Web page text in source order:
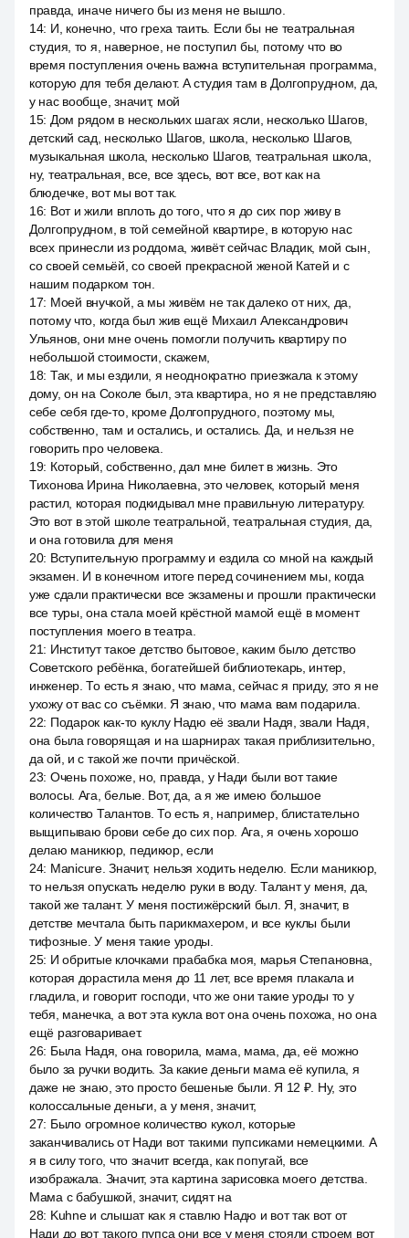
правда, иначе ничего бы из меня не вышло.
14: И, конечно, что греха таить. Если бы не театральная
студия, то я, наверное, не поступил бы, потому что во
время поступления очень важна вступительная программа,
которую для тебя делают. А студия там в Долгопрудном, да,
у нас вообще, значит, мой
15: Дом рядом в нескольких шагах ясли, несколько Шагов,
детский сад, несколько Шагов, школа, несколько Шагов,
музыкальная школа, несколько Шагов, театральная школа,
ну, театральная, все, все здесь, вот все, вот как на
блюдечке, вот мы вот так.
16: Вот и жили вплоть до того, что я до сих пор живу в
Долгопрудном, в той семейной квартире, в которую нас
всех принесли из роддома, живёт сейчас Владик, мой сын,
со своей семьёй, со своей прекрасной женой Катей и с
нашим подарком тон.
17: Моей внучкой, а мы живём не так далеко от них, да,
потому что, когда был жив ещё Михаил Александрович
Ульянов, они мне очень помогли получить квартиру по
небольшой стоимости, скажем,
18: Так, и мы ездили, я неоднократно приезжала к этому
дому, он на Соколе был, эта квартира, но я не представляю
себе себя где-то, кроме Долгопрудного, поэтому мы,
собственно, там и остались, и остались. Да, и нельзя не
говорить про человека.
19: Который, собственно, дал мне билет в жизнь. Это
Тихонова Ирина Николаевна, это человек, который меня
растил, которая подкидывал мне правильную литературу.
Это вот в этой школе театральной, театральная студия, да,
и она готовила для меня
20: Вступительную программу и ездила со мной на каждый
экзамен. И в конечном итоге перед сочинением мы, когда
уже сдали практически все экзамены и прошли практически
все туры, она стала моей крёстной мамой ещё в момент
поступления моего в театра.
21: Институт такое детство бытовое, каким было детство
Советского ребёнка, богатейшей библиотекарь, интер,
инженер. То есть я знаю, что мама, сейчас я приду, это я не
ухожу от вас со съёмки. Я знаю, что мама вам подарила.
22: Подарок как-то куклу Надю её звали Надя, звали Надя,
она была говорящая и на шарнирах такая приблизительно,
да ой, и с такой же почти причёской.
23: Очень похоже, но, правда, у Нади были вот такие
волосы. Ага, белые. Вот, да, а я же имею большое
количество Талантов. То есть я, например, блистательно
выщипываю брови себе до сих пор. Ага, я очень хорошо
делаю маникюр, педикюр, если
24: Manicure. Значит, нельзя ходить неделю. Если маникюр,
то нельзя опускать неделю руки в воду. Талант у меня, да,
такой же талант. У меня постижёрский был. Я, значит, в
детстве мечтала быть парикмахером, и все куклы были
тифозные. У меня такие уроды.
25: И обритые клочками прабабка моя, марья Степановна,
которая дорастила меня до 11 лет, все время плакала и
гладила, и говорит господи, что же они такие уроды то у
тебя, манечка, а вот эта кукла вот она очень похожа, но она
ещё разговаривает.
26: Была Надя, она говорила, мама, мама, да, её можно
было за ручки водить. За какие деньги мама её купила, я
даже не знаю, это просто бешеные были. Я 12 ₽. Ну, это
колоссальные деньги, а у меня, значит,
27: Было огромное количество кукол, которые
заканчивались от Нади вот такими пупсиками немецкими. А
я в силу того, что значит всегда, как попугай, все
изображала. Значит, эта картина зарисовка моего детства.
Мама с бабушкой, значит, сидят на
28: Kuhne и слышат как я ставлю Надю и вот так вот от
Нади до вот такого пупса они все у меня стояли строем вот